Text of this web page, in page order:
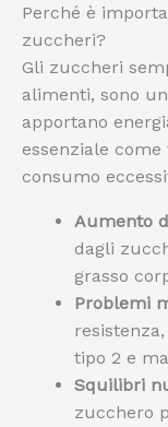
Perché è
zuccheri?
Gli zuccheri
alimenti, sono
apportano
essenziale
consumo
Aumento
dagli
grasso
Problemi
tipo 2 e
Squilibri
zucchero